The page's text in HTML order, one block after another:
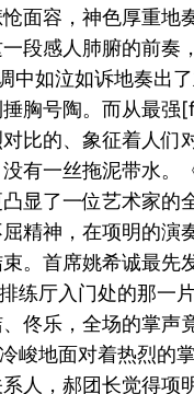
面容，神色厚重
段感人肺腑的前
如泣如诉地奏出
胸号陶。而从最
比的、象征着人
有一丝拖泥带水
显了一位艺术家的
神，在项明的演
。首席姚希诚最
练厅入门处的那一
乐，全场的掌声
峻地面对着热烈的
人，郝团长觉得